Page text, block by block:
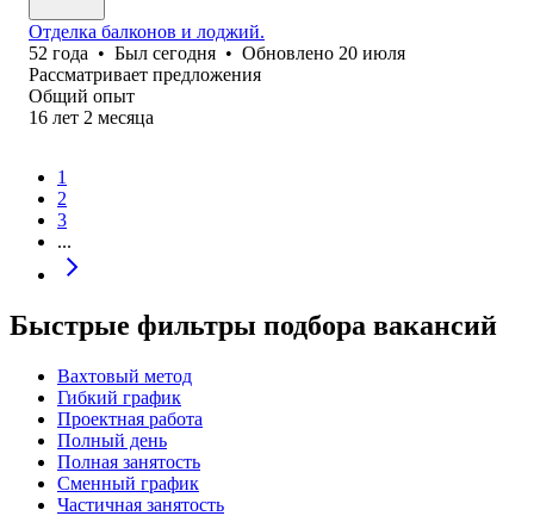
Отделка балконов и лоджий.
52 года • Был сегодня • Обновлено 20 июля
Рассматривает предложения
Общий опыт
16 лет 2 месяца
1
2
3
...
Быстрые фильтры подбора вакансий
Вахтовый метод
Гибкий график
Проектная работа
Полный день
Полная занятость
Сменный график
Частичная занятость